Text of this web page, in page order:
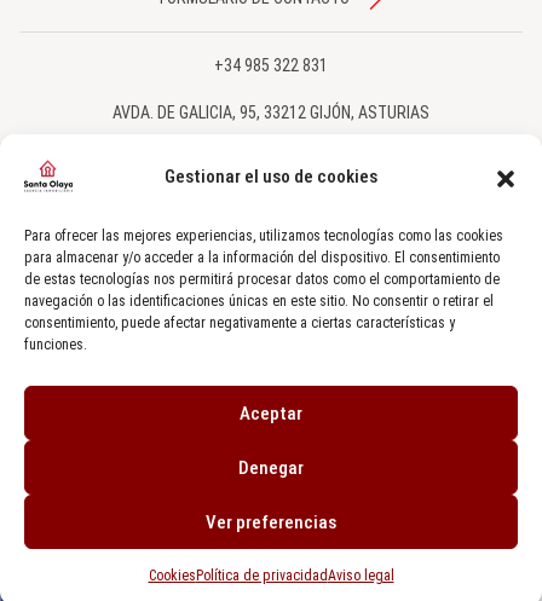
Gestionar el uso de cookies
Para ofrecer las mejores experiencias, utilizamos tecnologías como las cookies
para almacenar y/o acceder a la información del dispositivo. El consentimiento
de estas tecnologías nos permitirá procesar datos como el comportamiento de
navegación o las identificaciones únicas en este sitio. No consentir o retirar el
consentimiento, puede afectar negativamente a ciertas características y
funciones.
Aceptar
Denegar
Ver preferencias
Cookies Política de privacidadAviso legal
+34 985 322 831
AVDA. DE GALICIA, 95, 33212 GIJÓN, ASTURIAS
SÍGUENOS EN NUESTRAS REDES SOCIALES
© COPYRIGHT. TODOS LOS DERECHOS RESERVADOS AGENCIA INMOBILIARIA
SANTA OLAYA 2024.
POLÍTICA DE PRIVACIDAD